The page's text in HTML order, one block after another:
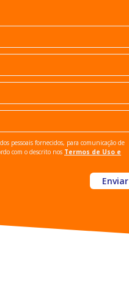
pessoais fornecidos, para comunicação de
com o descrito nos Termos de Uso e
Enviar